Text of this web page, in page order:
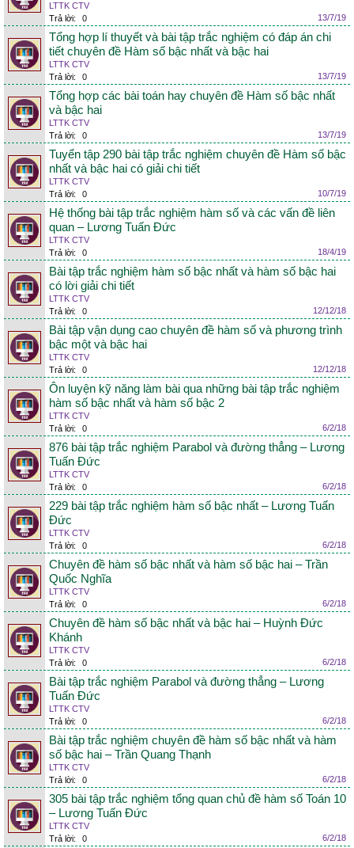
LTTK CTV
Trả lời:
0 13/7/19
Tổng hợp lí thuyết và bài tập trắc nghiệm có đáp án chi
tiết chuyên đề Hàm số bậc nhất và bậc hai
LTTK CTV
Trả lời:
0 13/7/19
Tổng hợp các bài toán hay chuyên đề Hàm số bậc nhất
và bậc hai
LTTK CTV
Trả lời:
0 13/7/19
Tuyển tập 290 bài tập trắc nghiệm chuyên đề Hàm số bậc
nhất và bậc hai có giải chi tiết
LTTK CTV
Trả lời:
0 10/7/19
Hệ thống bài tập trắc nghiệm hàm số và các vấn đề liên
quan – Lương Tuấn Đức
LTTK CTV
Trả lời:
0 18/4/19
Bài tập trắc nghiệm hàm số bậc nhất và hàm số bậc hai
có lời giải chi tiết
LTTK CTV
Trả lời:
0 12/12/18
Bài tập vận dụng cao chuyên đề hàm số và phương trình
bậc một và bậc hai
LTTK CTV
Trả lời:
0 12/12/18
Ôn luyện kỹ năng làm bài qua những bài tập trắc nghiệm
hàm số bậc nhất và hàm số bậc 2
LTTK CTV
Trả lời:
0 6/2/18
876 bài tập trắc nghiệm Parabol và đường thẳng – Lương
Tuấn Đức
LTTK CTV
Trả lời:
0 6/2/18
229 bài tập trắc nghiệm hàm số bậc nhất – Lương Tuấn
Đức
LTTK CTV
Trả lời:
0 6/2/18
Chuyên đề hàm số bậc nhất và hàm số bậc hai – Trần
Quốc Nghĩa
LTTK CTV
Trả lời:
0 6/2/18
Chuyên đề hàm số bậc nhất và bậc hai – Huỳnh Đức
Khánh
LTTK CTV
Trả lời:
0 6/2/18
Bài tập trắc nghiệm Parabol và đường thẳng – Lương
Tuấn Đức
LTTK CTV
Trả lời:
0 6/2/18
Bài tập trắc nghiệm chuyên đề hàm số bậc nhất và hàm
số bậc hai – Trần Quang Thạnh
LTTK CTV
Trả lời:
0 6/2/18
305 bài tập trắc nghiệm tổng quan chủ đề hàm số Toán 10
– Lương Tuấn Đức
LTTK CTV
Trả lời:
0 6/2/18